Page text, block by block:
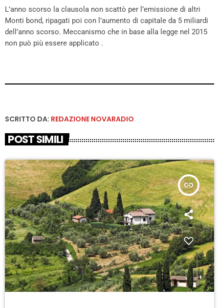
L’anno scorso la clausola non scattò per l’emissione di altri
Monti bond, ripagati poi con l’aumento di capitale da 5 miliardi
dell’anno scorso. Meccanismo che in base alla legge nel 2015
non può più essere applicato .
SCRITTO DA: REDAZIONE NOVARADIO
POST SIMILI
insert_link